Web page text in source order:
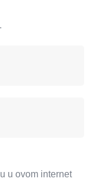
u ovom internet